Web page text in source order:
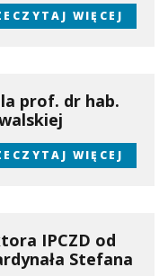
WIĘCEJ
prof. dr hab.
WIĘCEJ
IPCZD od
Stefana